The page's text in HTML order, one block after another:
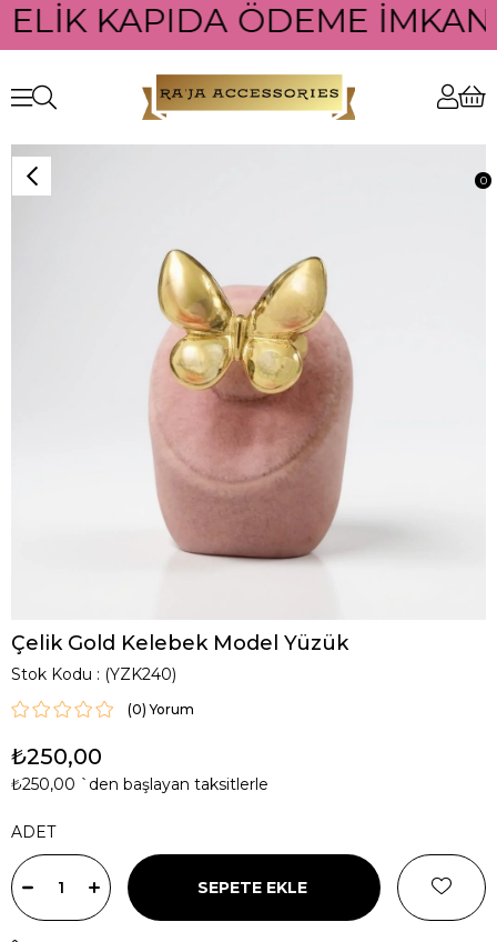
KAPIDA ÖDEME İMKANI
0
Çelik Gold Kelebek Model Yüzük
Stok Kodu (YZK240)
(0)
₺250,00
₺250,00 `den başlayan taksitlerle
ADET